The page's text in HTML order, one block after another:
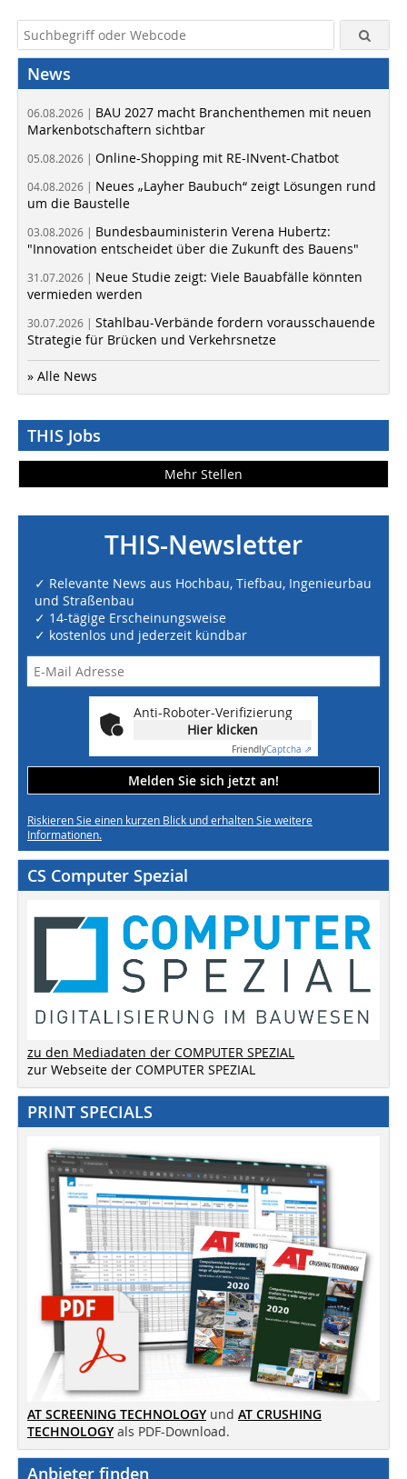
News
06.08.2026 | BAU 2027 macht Branchenthemen mit neuen
Markenbotschaftern sichtbar
05.08.2026 | Online-Shopping mit RE-INvent-Chatbot
04.08.2026 | Neues „Layher Baubuch“ zeigt Lösungen rund
um die Baustelle
03.08.2026 | Bundesbauministerin Verena Hubertz:
"Innovation entscheidet über die Zukunft des Bauens"
31.07.2026 | Neue Studie zeigt: Viele Bauabfälle könnten
vermieden werden
30.07.2026 | Stahlbau-Verbände fordern vorausschauende
Strategie für Brücken und Verkehrsnetze
» Alle News
THIS Jobs
Mehr Stellen
THIS-Newsletter
✓ Relevante News aus Hochbau, Tiefbau, Ingenieurbau
und Straßenbau
✓ 14-tägige Erscheinungsweise
✓ kostenlos und jederzeit kündbar
Anti-Roboter-Verifizierung
Hier klicken
FriendlyCaptcha ⇗
Melden Sie sich jetzt an!
Riskieren Sie einen kurzen Blick und erhalten Sie weitere
Informationen.
CS Computer Spezial
zu den Mediadaten der COMPUTER SPEZIAL
zur Webseite der COMPUTER SPEZIAL
PRINT SPECIALS
AT SCREENING TECHNOLOGY und AT CRUSHING
TECHNOLOGY als PDF-Download.
Anbieter finden